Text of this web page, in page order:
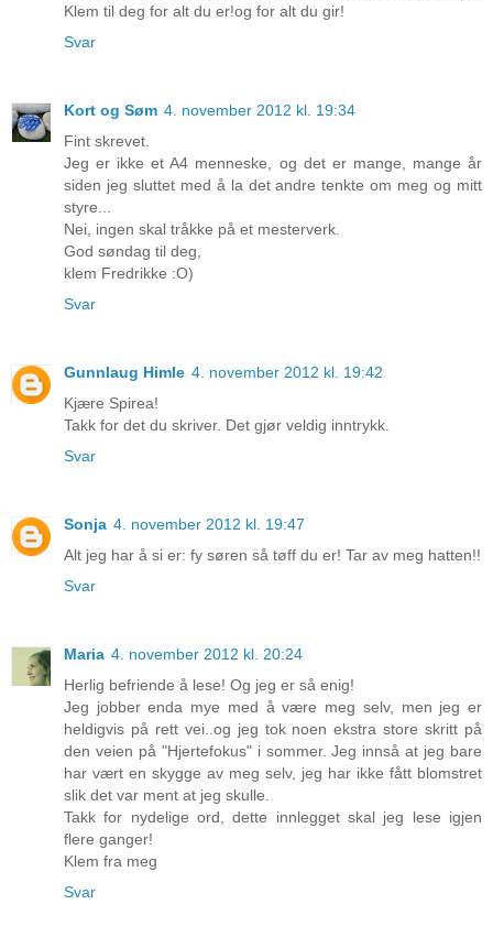
Klem til deg for alt du er!og for alt du gir!
Svar
Kort og Søm 4. november 2012 kl. 19:34
Fint skrevet.
Jeg er ikke et A4 menneske, og det er mange, mange år
siden jeg sluttet med å la det andre tenkte om meg og mitt
styre...
Nei, ingen skal tråkke på et mesterverk.
God søndag til deg,
klem Fredrikke :O)
Svar
Gunnlaug Himle 4. november 2012 kl. 19:42
Kjære Spirea!
Takk for det du skriver. Det gjør veldig inntrykk.
Svar
Sonja 4. november 2012 kl. 19:47
Alt jeg har å si er: fy søren så tøff du er! Tar av meg hatten!!
Svar
Maria 4. november 2012 kl. 20:24
Herlig befriende å lese! Og jeg er så enig!
Jeg jobber enda mye med å være meg selv, men jeg er
heldigvis på rett vei..og jeg tok noen ekstra store skritt på
den veien på "Hjertefokus" i sommer. Jeg innså at jeg bare
har vært en skygge av meg selv, jeg har ikke fått blomstret
slik det var ment at jeg skulle.
Takk for nydelige ord, dette innlegget skal jeg lese igjen
flere ganger!
Klem fra meg
Svar